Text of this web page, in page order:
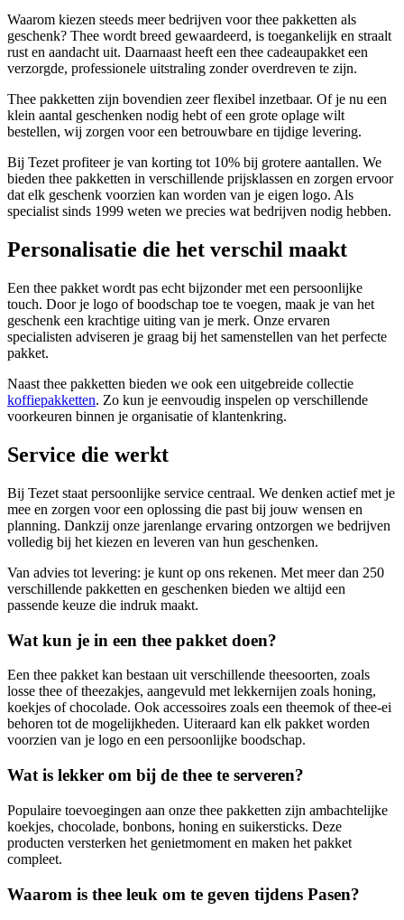
Waarom kiezen steeds meer bedrijven voor thee pakketten als
geschenk? Thee wordt breed gewaardeerd, is toegankelijk en straalt
rust en aandacht uit. Daarnaast heeft een thee cadeaupakket een
verzorgde, professionele uitstraling zonder overdreven te zijn.
Thee pakketten zijn bovendien zeer flexibel inzetbaar. Of je nu een
klein aantal geschenken nodig hebt of een grote oplage wilt
bestellen, wij zorgen voor een betrouwbare en tijdige levering.
Bij Tezet profiteer je van korting tot 10% bij grotere aantallen. We
bieden thee pakketten in verschillende prijsklassen en zorgen ervoor
dat elk geschenk voorzien kan worden van je eigen logo. Als
specialist sinds 1999 weten we precies wat bedrijven nodig hebben.
Personalisatie die het verschil maakt
Een thee pakket wordt pas echt bijzonder met een persoonlijke
touch. Door je logo of boodschap toe te voegen, maak je van het
geschenk een krachtige uiting van je merk. Onze ervaren
specialisten adviseren je graag bij het samenstellen van het perfecte
pakket.
Naast thee pakketten bieden we ook een uitgebreide collectie
koffiepakketten. Zo kun je eenvoudig inspelen op verschillende
voorkeuren binnen je organisatie of klantenkring.
Service die werkt
Bij Tezet staat persoonlijke service centraal. We denken actief met je
mee en zorgen voor een oplossing die past bij jouw wensen en
planning. Dankzij onze jarenlange ervaring ontzorgen we bedrijven
volledig bij het kiezen en leveren van hun geschenken.
Van advies tot levering: je kunt op ons rekenen. Met meer dan 250
verschillende pakketten en geschenken bieden we altijd een
passende keuze die indruk maakt.
Wat kun je in een thee pakket doen?
Een thee pakket kan bestaan uit verschillende theesoorten, zoals
losse thee of theezakjes, aangevuld met lekkernijen zoals honing,
koekjes of chocolade. Ook accessoires zoals een theemok of thee-ei
behoren tot de mogelijkheden. Uiteraard kan elk pakket worden
voorzien van je logo en een persoonlijke boodschap.
Wat is lekker om bij de thee te serveren?
Populaire toevoegingen aan onze thee pakketten zijn ambachtelijke
koekjes, chocolade, bonbons, honing en suikersticks. Deze
producten versterken het genietmoment en maken het pakket
compleet.
Waarom is thee leuk om te geven tijdens Pasen?